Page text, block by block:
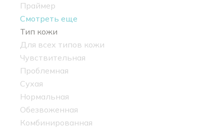
Праймер
Смотреть еще
Тип кожи
Для всех типов кожи
Чувствительная
Проблемная
Сухая
Нормальная
Обезвоженная
Комбинированная